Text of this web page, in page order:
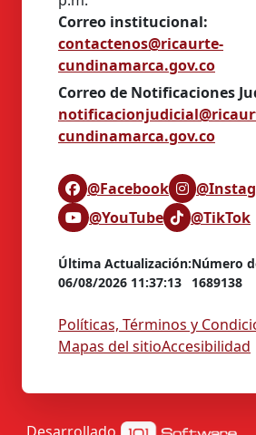
Correo institucional:
contactenos@ricaurte-
cundinamarca.gov.co
Correo de Notificaciones
cundinamarca.gov.co​​
@Facebook
@YouTube
@TikTok
Última Actualización:
06/08/2026 11:37:13
Número
1689138
Políticas, Términos y
Mapas del sitioAccesibilidad